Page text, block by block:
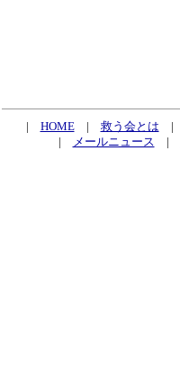
| HOME| 救う会とは |
|
メールニュース |